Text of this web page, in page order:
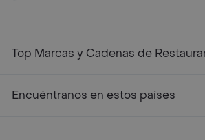
Top Marcas y Cadenas de
Encuéntranos en estos países